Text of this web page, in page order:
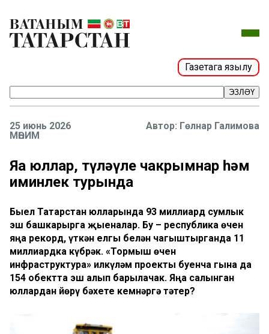
Газетага язылу
ЭЗЛӘҮ
25 июнь 2026
МӨҺИМ
Гөлнар Галимова
Яңа юллар, түләүле чакрымнар һәм
иминлек турында
Быел Татарстан юлларында 93 миллиард сумлык
эш башкарырга җыеналар. Бу – республика өчен
яңа рекорд, үткән елгы белән чагыштырганда 11
миллиардка күбрәк. «Тормыш өчен
инфраструктура» илкүләм проекты буенча гына да
154 обектта эш алып барылачак. Яңа салынган
юллардан йөрү бәхете кемнәргә тәтер?